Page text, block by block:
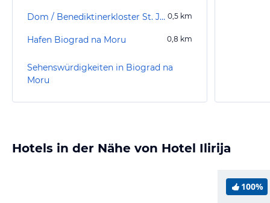
Dom / Benediktinerkloster St. Johannes 0,5 km
Hafen Biograd na Moru 0,8 km
Sehenswürdigkeiten in Biograd na
Moru
Hotels in der Nähe von Hotel Ilirija
100%